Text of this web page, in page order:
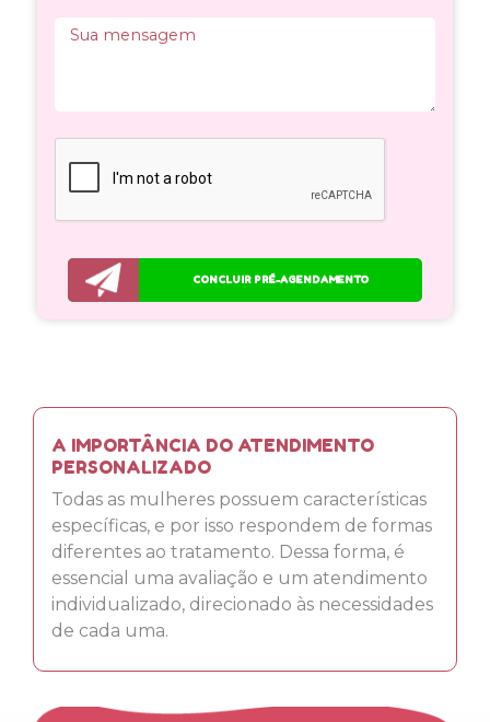
CONCLUIR PRÉ-AGENDAMENTO
A IMPORTÂNCIA DO ATENDIMENTO
PERSONALIZADO
Todas as mulheres possuem características
específicas, e por isso respondem de formas
diferentes ao tratamento. Dessa forma, é
essencial uma avaliação e um atendimento
individualizado, direcionado às necessidades
de cada uma.